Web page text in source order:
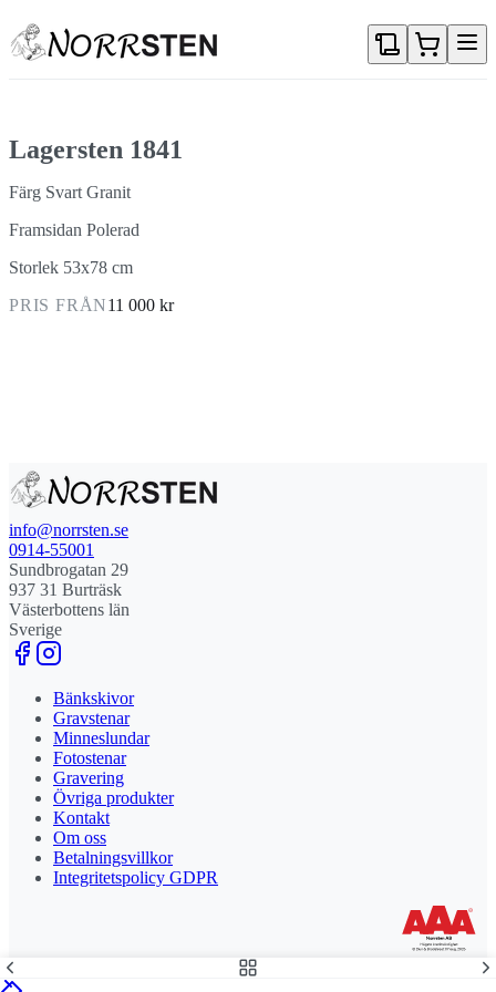
Lagersten 1841
Färg Svart Granit
Framsidan Polerad
Storlek 53x78 cm
PRIS FRÅN11 000 kr
info@norrsten.se
0914-55001
Sundbrogatan 29
937 31 Burträsk
Västerbottens län
Sverige
Bänkskivor
Gravstenar
Minneslundar
Fotostenar
Gravering
Övriga produkter
Kontakt
Om oss
Betalningsvillkor
Integritetspolicy GDPR
Stolt leverantör och delägare till Steny AB